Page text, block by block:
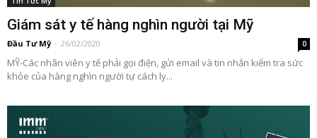
Giám sát y tế hàng nghìn người tại Mỹ
Đầu Tư Mỹ - 26/02/2020 0
MỸ-Các nhân viên y tế phải gọi điện, gửi email và tin nhắn kiểm tra sức
khỏe của hàng nghìn người tự cách ly...